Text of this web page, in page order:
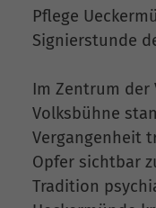
Pflege
Signierstunde
Im Zentrum
Volksbühne
Vergangenheit
Opfer sichtbar
Tradition